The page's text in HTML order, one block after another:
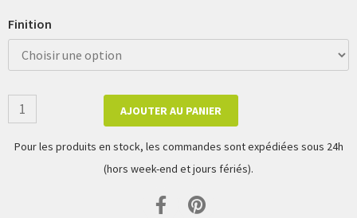
Finition
AJOUTER AU PANIER
Pour les produits en stock, les commandes sont expédiées sous 24h
(hors week-end et jours fériés).